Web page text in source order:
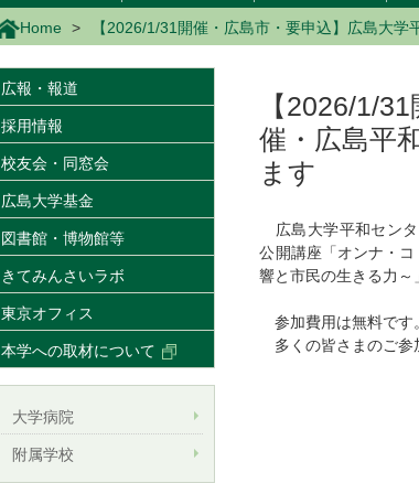
Home 【2026/1/31開催・広島市・要申込】広島大
【2026/1/
催・広島平
ます
広島大学平和セン
公開講座「オンナ・
響と市民の生きる力～
参加費用は無料です
多くの皆さまのご参
広報・報道
採用情報
校友会・同窓会
広島大学基金
図書館・博物館等
きてみんさいラボ
東京オフィス
本学への取材について
大学病院
附属学校